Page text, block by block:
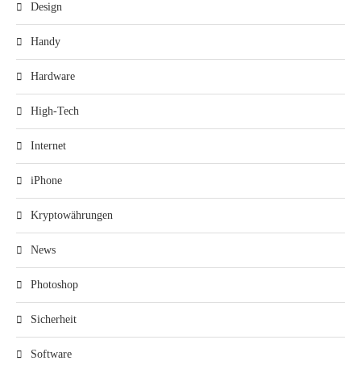
Design
Handy
Hardware
High-Tech
Internet
iPhone
Kryptowährungen
News
Photoshop
Sicherheit
Software